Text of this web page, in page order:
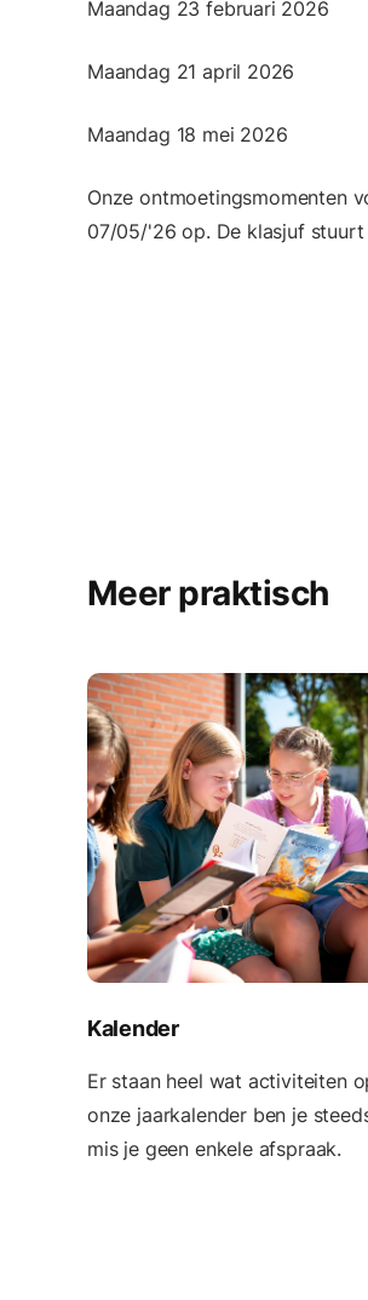
Maandag 23 februari 2026
Maandag 21 april 2026
Maandag 18 mei 2026
Onze ontmoetingsmomenten
07/05/'26 op. De klasjuf
Meer praktisch
Kalender
Er staan heel wat activiteiten
onze jaarkalender ben je
mis je geen enkele afspraak.